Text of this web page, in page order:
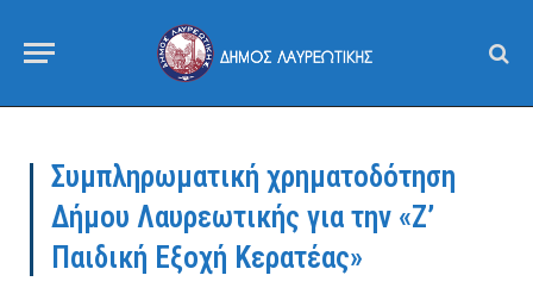
Συμπληρωματική χρηματοδότηση
Δήμου Λαυρεωτικής για την «Ζ’
Παιδική Εξοχή Κερατέας»